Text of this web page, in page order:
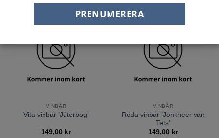
Lägg till
VINBÄR
Vita vinbär ’Jűterbog’
149,00 kr
Lägg till
VINBÄR
Röda vinbär ’Jonkheer van
Tets’
149,00 kr